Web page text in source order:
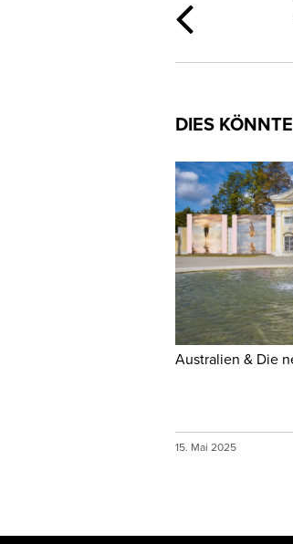
DIES
Australien & Die
15. Mai 2025